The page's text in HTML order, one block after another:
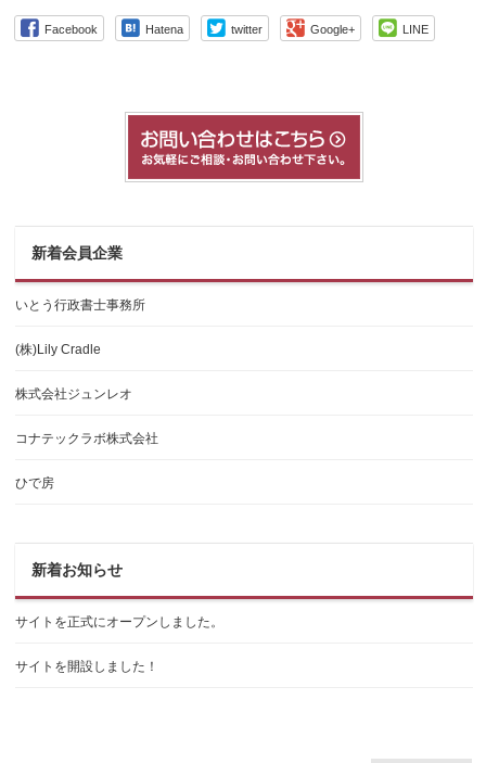
Facebook Hatena twitter Google+ LINE
新着会員企業
いとう行政書士事務所
(株)Lily Cradle
株式会社ジュンレオ
コナテックラボ株式会社
ひで房
新着お知らせ
サイトを正式にオープンしました。
サイトを開設しました！